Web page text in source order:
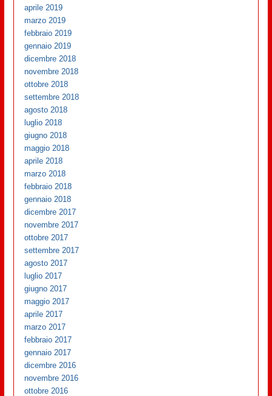
aprile 2019
marzo 2019
febbraio 2019
gennaio 2019
dicembre 2018
novembre 2018
ottobre 2018
settembre 2018
agosto 2018
luglio 2018
giugno 2018
maggio 2018
aprile 2018
marzo 2018
febbraio 2018
gennaio 2018
dicembre 2017
novembre 2017
ottobre 2017
settembre 2017
agosto 2017
luglio 2017
giugno 2017
maggio 2017
aprile 2017
marzo 2017
febbraio 2017
gennaio 2017
dicembre 2016
novembre 2016
ottobre 2016